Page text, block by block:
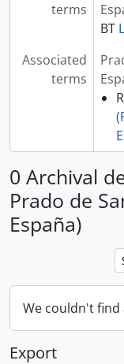
terms
BT
Associated
terms
0 Archival
Prado de
España)
We couldn't find
Export